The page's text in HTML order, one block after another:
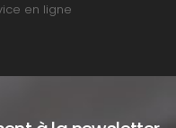
en ligne